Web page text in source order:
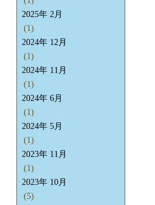
2025年 2月
(1)
2024年 12月
(1)
2024年 11月
(1)
2024年 6月
(1)
2024年 5月
(1)
2023年 11月
(1)
2023年 10月
(5)